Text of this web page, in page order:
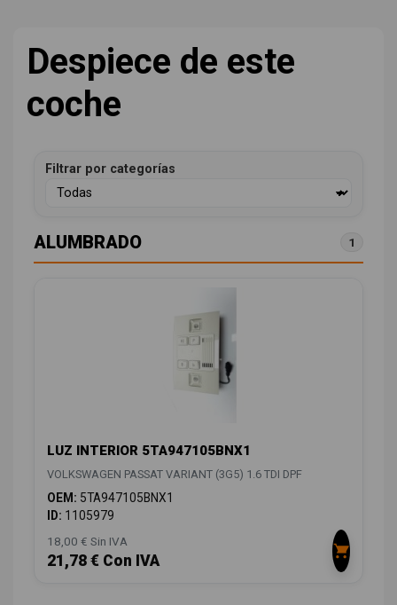
Despiece de este
coche
Filtrar por categorías
ALUMBRADO 1
LUZ INTERIOR 5TA947105BNX1
VOLKSWAGEN PASSAT VARIANT (3G5) 1.6 TDI DPF
OEM: 5TA947105BNX1
ID: 1105979
18,00 € Sin IVA
21,78 € Con IVA